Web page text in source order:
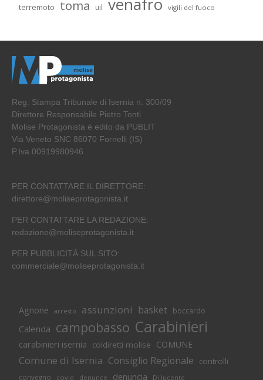
terremoto toma uil vigili del fuoco
Reg. Stampa Tribunale di Isernia n. 300/09
Direttore Responsabile Pietro Tonti
Molise Protagonista è edito da PUBLIT
Via Veneto SNC 86070 Fornelli (IS)
P.Iva 00919980946
PER CONTATTARE IL DIRETTORE:
direttore@moliseprotagonista.it
PER CONTATTARE LA REDAZIONE:
redazione@moliseprotagonista.it
PER PUBBLICITÀ SUL SITO:
commerciale@moliseprotagonista.it
Agnone arresto assunzioni basket boccardo
Calenda campobasso Carabinieri
carabinieri isernia coldiretti molise COMUNE
Comune di Isernia Consiglio Regionale controlli
convegno covid denunce denuncia Di lucente